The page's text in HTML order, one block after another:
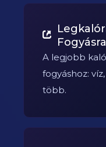
Fogyásra
A legjobb
fogyáshoz:
több.